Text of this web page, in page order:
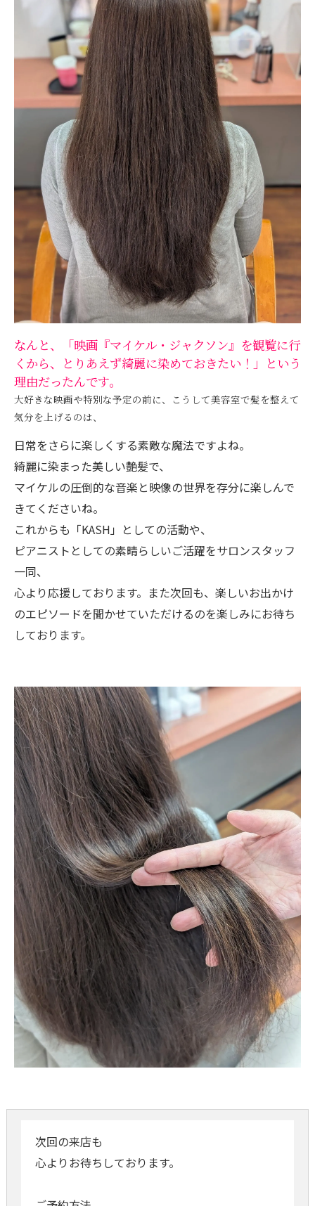
なんと、「映画『マイケル・ジャクソン』を観覧に行
くから、とりあえず綺麗に染めておきたい！」という
理由だったんです。
大好きな映画や特別な予定の前に、こうして美容室で髪を整えて
気分を上げるのは、
日常をさらに楽しくする素敵な魔法ですよね。
綺麗に染まった美しい艶髪で、
マイケルの圧倒的な音楽と映像の世界を存分に楽しんで
きてくださいね。
これからも「KASH」としての活動や、
ピアニストとしての素晴らしいご活躍をサロンスタッフ
一同、
心より応援しております。また次回も、楽しいお出かけ
のエピソードを聞かせていただけるのを楽しみにお待ち
しております。
次回の来店も
心よりお待ちしております。